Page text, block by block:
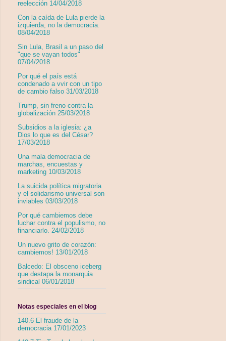
reelección 14/04/2018
Con la caída de Lula pierde la
izquierda, no la democracia.
08/04/2018
Sin Lula, Brasil a un paso del
"que se vayan todos"
07/04/2018
Por qué el país está
condenado a vvir con un tipo
de cambio falso 31/03/2018
Trump, sin freno contra la
globalización 25/03/2018
Subsidios a la iglesia: ¿a
Dios lo que es del César?
17/03/2018
Una mala democracia de
marchas, encuestas y
marketing 10/03/2018
La suicida política migratoria
y el solidarismo universal son
inviables 03/03/2018
Por qué cambiemos debe
luchar contra el populismo, no
financiarlo. 24/02/2018
Un nuevo grito de corazón:
cambiemos! 13/01/2018
Balcedo: El obsceno iceberg
que destapa la monarquia
sindical 06/01/2018
Notas especiales en el blog
140.6 El fraude de la
democracia 17/01/2023